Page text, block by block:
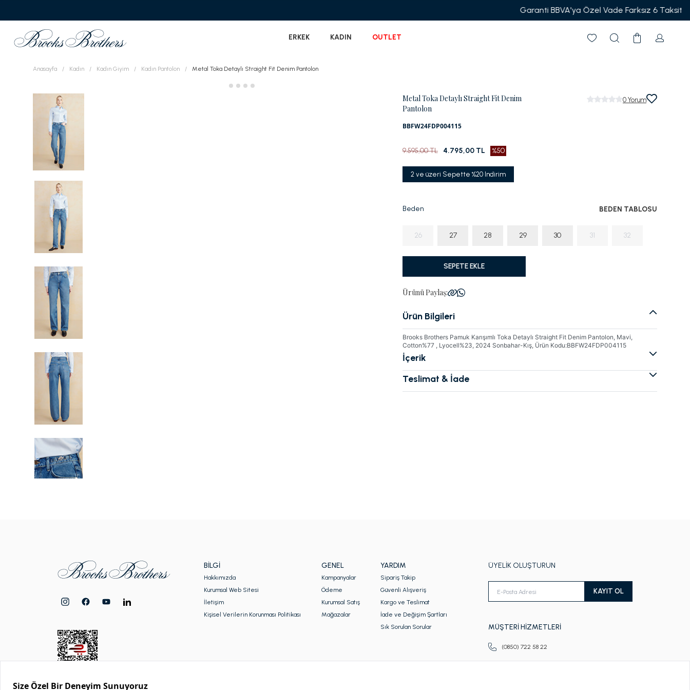
ERKEK KADIN OUTLET
Anasayfa Kadın Kadın Giyim Kadın Pantolon Metal Toka Detaylı Straight Fit Denim Pantolon
Metal Toka Detaylı Straight Fit Denim
Pantolon
BBFW24FDP004115
0 Yorum
9.595,00 TL 4.795,00 TL %50
2 ve üzeri Sepette %20 Indirim
Beden BEDEN TABLOSU
26 27 28 29 30 31 32
SEPETE EKLE
Ürünü Paylaş:
Ürün Bilgileri
Brooks Brothers Pamuk Karışımlı Toka Detaylı Straight Fit Denim Pantolon, Mavi,
Cotton%77 , Lyocell%23, 2024 Sonbahar-Kış, Ürün Kodu:BBFW24FDP004115
İçerik
Teslimat & İade
BILGI
Hakkımızda
Kurumsal Web Sitesi
İletişim
Kişisel Verilerin Korunması Politikası
GENEL
Kampanyalar
Ödeme
Kurumsal Satış
Mağazalar
YARDIM
Sipariş Takip
Güvenli Alışveriş
Kargo ve Teslimat
İade ve Değişim Şartları
Sık Sorulan Sorular
ÜYELİK OLUŞTURUN
KAYIT OL
MÜŞTERİ HİZMETLERİ
(0850) 722 58 22